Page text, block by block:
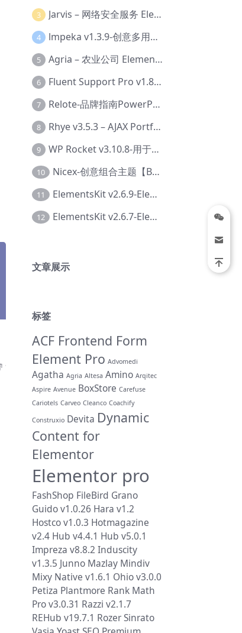
19.9
3 Jarvis – 网络安全服务 Elementor 模板套件【Aa-0035】
4 lmpeka v1.3.9-创意多用途 WordPress 主题【Be-0064】
5 Agria – 农业公司 Elementor Pro 模板套件【Aa-0003】
6 Fluent Support Pro v1.8.1 – WordPress 支持票务系统【Cc-0041】
7 Relote-品牌指南PowerPoint模板【Dc-0076】
8 Rhye v3.5.3 – AJAX Portfolio WordPress 主题【Bi-0049】
9 WP Rocket v3.10.8-用于wordpress速度优化的缓存加速插件【Cd-0019】
10 Nicex-创意组合主题【Be-0092】
11 ElementsKit v2.6.9-Elementor插件【Ab-0161】
12 ElementsKit v2.6.7-Elementor插件【Ab-0162】
文章展示
标签
ACF Frontend Form
Element Pro Advomedi
Agatha Agria Altesa Amino Arqitec
Aspire Avenue BoxStore Carefuse
Cariotels Carveo Cleanco Coachify
Construxio Devita Dynamic
Content for
Elementor
Elementor pro
FashShop FileBird Grano
Guido v1.0.26 Hara v1.2
Hostco v1.0.3 Hotmagazine
v2.4 Hub v4.4.1 Hub v5.0.1
Impreza v8.8.2 Induscity
v1.3.5 Junno Mazlay Mindiv
Mixy Native v1.6.1 Ohio v3.0.0
Petiza Plantmore Rank Math
Pro v3.0.31 Razzi v2.1.7
REHub v19.7.1 RozerSinrato